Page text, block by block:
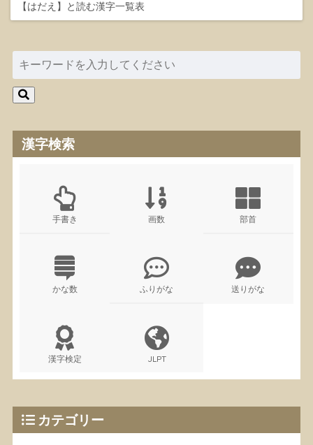
【はだえ】と読む漢字一覧表
漢字検索
手書き 画数 部首
かな数 ふりがな 送りがな
漢字検定 JLPT
カテゴリー